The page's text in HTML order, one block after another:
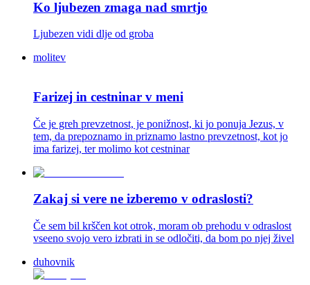
Ko ljubezen zmaga nad smrtjo
Ljubezen vidi dlje od groba
molitev
Farizej in cestninar v meni
Če je greh prevzetnost, je ponižnost, ki jo ponuja Jezus, v
tem, da prepoznamo in priznamo lastno prevzetnost, kot jo
ima farizej, ter molimo kot cestninar
Zakaj si vere ne izberemo v odraslosti?
Če sem bil krščen kot otrok, moram ob prehodu v odraslost
vseeno svojo vero izbrati in se odločiti, da bom po njej živel
duhovnik